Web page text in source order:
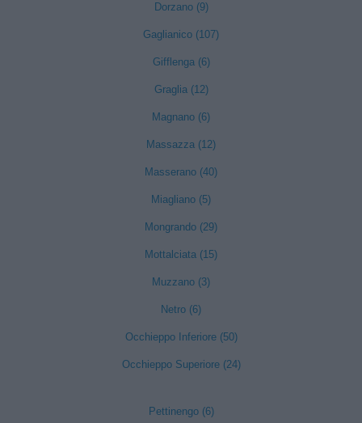
Dorzano (9)
Gaglianico (107)
Gifflenga (6)
Graglia (12)
Magnano (6)
Massazza (12)
Masserano (40)
Miagliano (5)
Mongrando (29)
Mottalciata (15)
Muzzano (3)
Netro (6)
Occhieppo Inferiore (50)
Occhieppo Superiore (24)
Pettinengo (6)